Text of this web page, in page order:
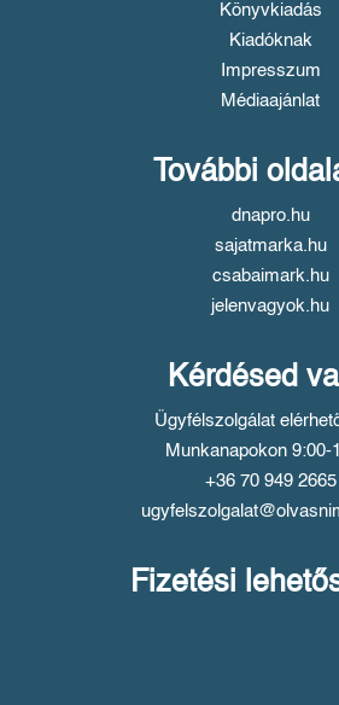
Könyvkiadás
Kiadóknak
Impresszum
Médiaajánlat
További
dnapro.hu
sajatmarka.hu
csabaimark.hu
jelenvagyok.hu
Kérdésed
Ügyfélszolgálat
Munkanapokon 9:00-
+36 70 949 2665
Fizetési